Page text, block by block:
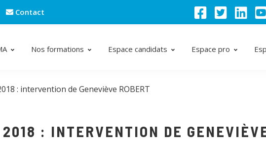
Contact
Nos formations Espace candidats Espace pro
: intervention de Geneviève ROBERT
: INTERVENTION DE